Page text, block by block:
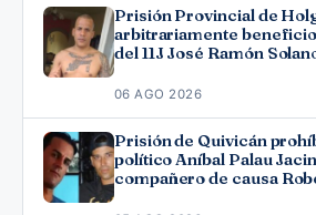
Prisión Provincial de
arbitrariamente
del 11J José Ramón
06 AGO 2026
Prisión de Quivicán
político Aníbal Palau
compañero de causa